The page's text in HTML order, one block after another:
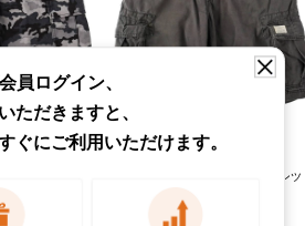
¥5,390(税込)
CARGO カーゴショーツ ハーフパンツ
員ログイン、
ただきますと、
ぐにご利用いただけます。